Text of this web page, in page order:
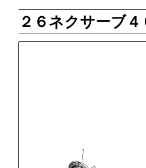
２６ネクサーブ４